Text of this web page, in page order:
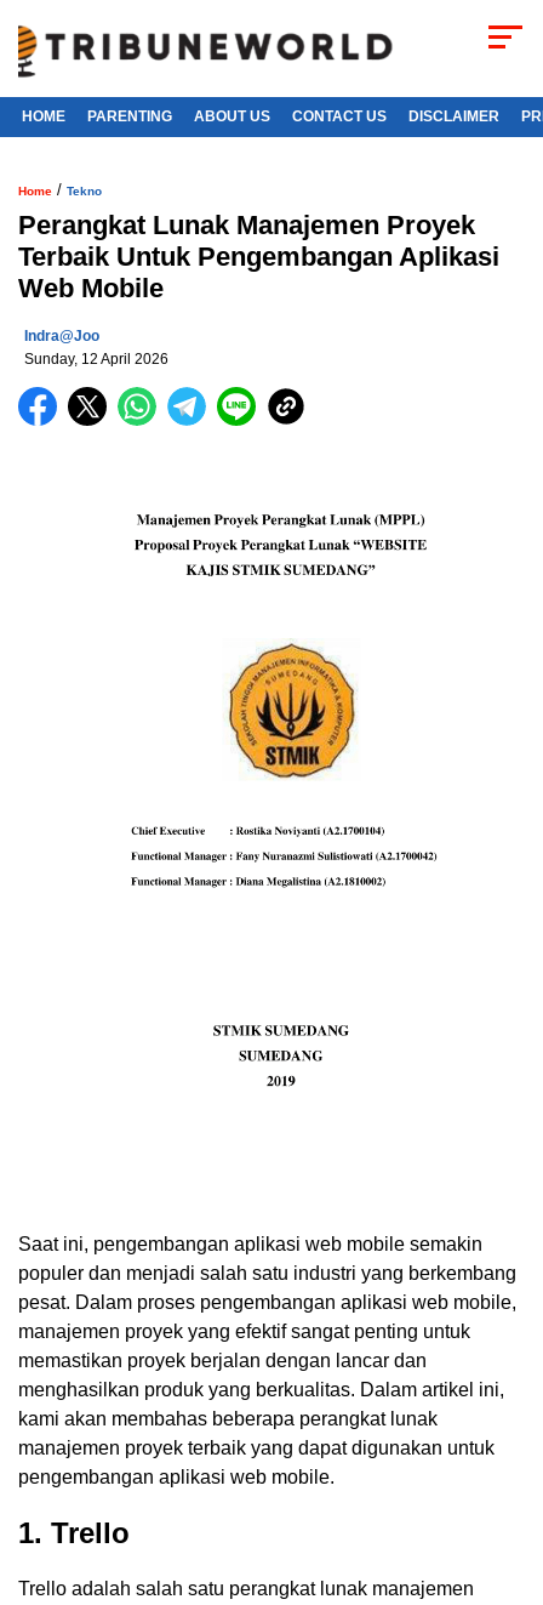
HOME PARENTING ABOUT US CONTACT US DISCLAIMER
Home / Tekno
Perangkat Lunak Manajemen Proyek
Terbaik Untuk Pengembangan Aplikasi
Web Mobile
Indra@joo
Sunday, 12 April 2026
Saat ini, pengembangan aplikasi web mobile semakin
populer dan menjadi salah satu industri yang berkembang
pesat. Dalam proses pengembangan aplikasi web mobile,
manajemen proyek yang efektif sangat penting untuk
memastikan proyek berjalan dengan lancar dan
menghasilkan produk yang berkualitas. Dalam artikel ini,
kami akan membahas beberapa perangkat lunak
manajemen proyek terbaik yang dapat digunakan untuk
pengembangan aplikasi web mobile.
1. Trello
Trello adalah salah satu perangkat lunak manajemen